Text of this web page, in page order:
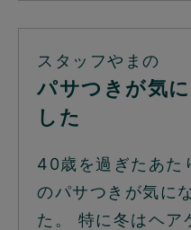
スタッフやまの
パサつきが気
した
40歳を過ぎたあた
のパサつきが気に
た。 特に冬はヘア